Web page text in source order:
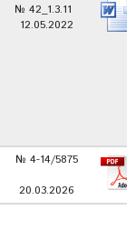
№ 42_1.3.11
12.05.2022
№ 4-14/5875
20.03.2026